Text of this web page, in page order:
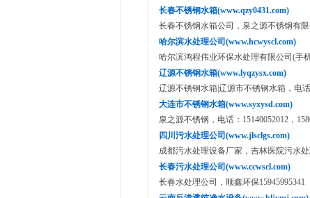
长春不锈钢水箱(www.qzy0431.com)
长春不锈钢水箱公司，泉之源不锈钢有限
哈尔滨水处理公司(www.hcwyscl.com)
哈尔滨鸿程伟业环保水处理有限公司(手
辽源不锈钢水箱(www.lyqzysx.com)
辽源不锈钢水箱|辽源市不锈钢水箱，电话
大连市不锈钢水箱(www.syxysd.com)
泉之源不锈钢，电话：15140052012，
四川污水处理公司(www.jlsclgs.com)
成都污水处理设备厂家，吉林医院污水
长春污水处理公司(www.ccwscl.com)
长春水处理公司，顺鑫环保15945995341